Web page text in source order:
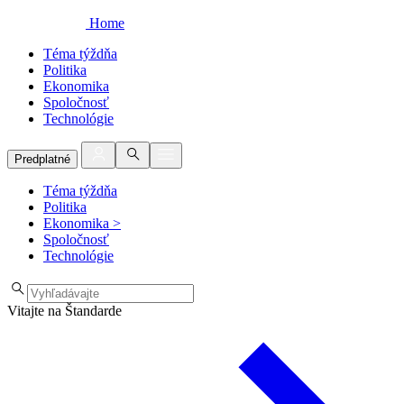
Home
Téma týždňa
Politika
Ekonomika
Spoločnosť
Technológie
Predplatné
Téma týždňa
Politika
Ekonomika >
Spoločnosť
Technológie
Vitajte na Štandarde